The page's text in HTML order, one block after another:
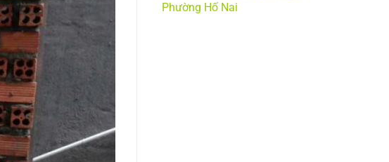
Phường Hố Nai